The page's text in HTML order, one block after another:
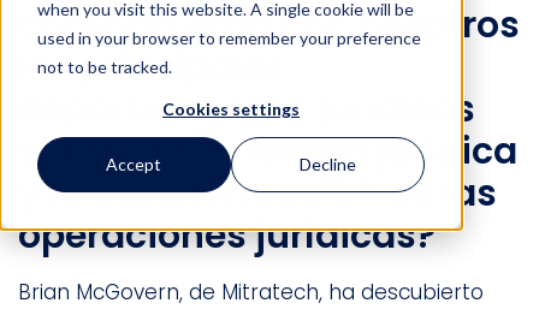
when you visit this website. A single cookie will be
used in your browser to remember your preference
not to be tracked.
Cookies settings
Accept Decline
compartieron con nosotros
los principales
departamentos jurídicos
sobre la tecnología jurídica
y la transformación de las
operaciones jurídicas?
Brian McGovern, de Mitratech, ha descubierto